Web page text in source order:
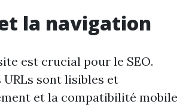
la navigation
est crucial pour le SEO.
URLs sont lisibles et
et la compatibilité mobile